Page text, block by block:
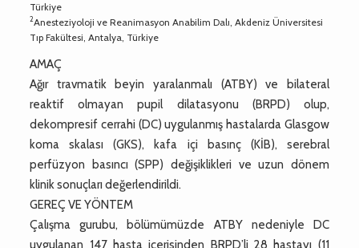
Türkiye
2Anesteziyoloji ve Reanimasyon Anabilim Dalı, Akdeniz Üniversitesi
Tıp Fakültesi, Antalya, Türkiye
AMAÇ
Ağır travmatik beyin yaralanmalı (ATBY) ve bilateral
reaktif olmayan pupil dilatasyonu (BRPD) olup,
dekompresif cerrahi (DC) uygulanmış hastalarda Glasgow
koma skalası (GKS), kafa içi basınç (KİB), serebral
perfüzyon basıncı (SPP) değişiklikleri ve uzun dönem
klinik sonuçları değerlendirildi.
GEREÇ VE YÖNTEM
Çalışma gurubu, bölümümüzde ATBY nedeniyle DC
uygulanan 147 hasta içerisinden BRPD’li 28 hastayı (11